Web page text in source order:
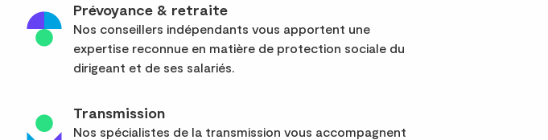
Prévoyance & retraite
Nos conseillers indépendants vous apportent une
expertise reconnue en matière de protection sociale du
dirigeant et de ses salariés.
Transmission
Nos spécialistes de la transmission vous accompagnent